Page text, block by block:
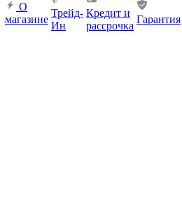
О
магазине
Трейд-
Ин
Кредит и
рассрочка
Гарантия